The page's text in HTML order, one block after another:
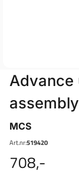
Advance
MCS
Art.nr:519420
708,-